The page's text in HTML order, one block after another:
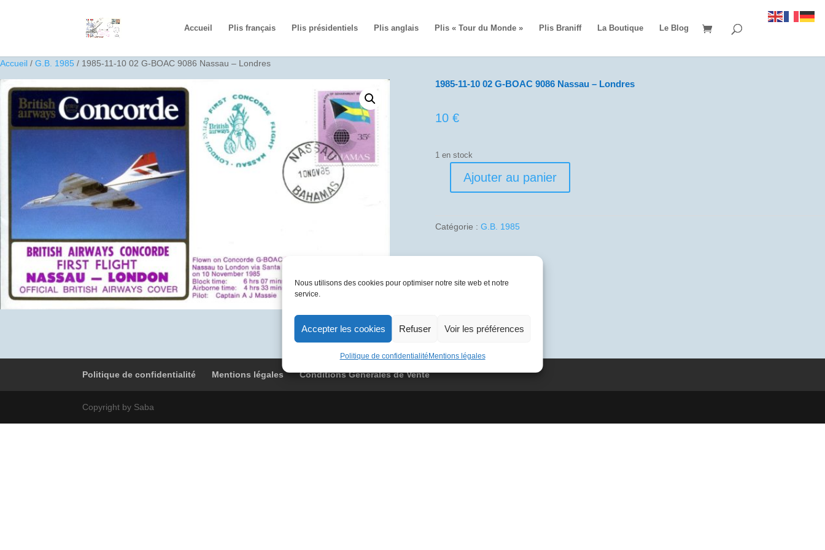
Nous utilisons des cookies pour optimiser notre site web et notre
service.
Accepter les cookies Refuser Voir les préférences
Politique de confidentialité Mentions légales
Accueil Plis français Plis présidentiels Plis anglais Plis « Tour du Monde » Plis Braniff La Boutique Le Blog
Accueil / G.B. 1985 / 1985-11-10 02 G-BOAC 9086 Nassau – Londres
1985-11-10 02 G-BOAC 9086 Nassau – Londres
10 €
1 en stock
quantité
11-
02
BOAC
Ajouter au panier
Catégorie : G.B. 1985
Politique de confidentialité Mentions légales Conditions Générales de Vente
Copyright by Saba